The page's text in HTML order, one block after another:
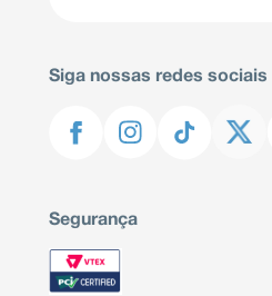
Siga nossas redes sociais
Segurança